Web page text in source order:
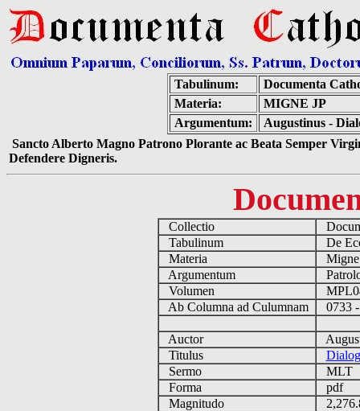
Tabulinum:
Documenta
Materia:
MIGNE JP
Argumentum:
Augustinus -
Sancto Alberto Magno Patrono Plorante ac Beata Semper
Defendere Digneris.
Collectio
Tabulinum
De
Materia
Argumentum
Volumen
Ab Columna ad Culumnam
0733
Auctor
Titulus
Sermo
MLT
Forma
pdf
Magnitudo